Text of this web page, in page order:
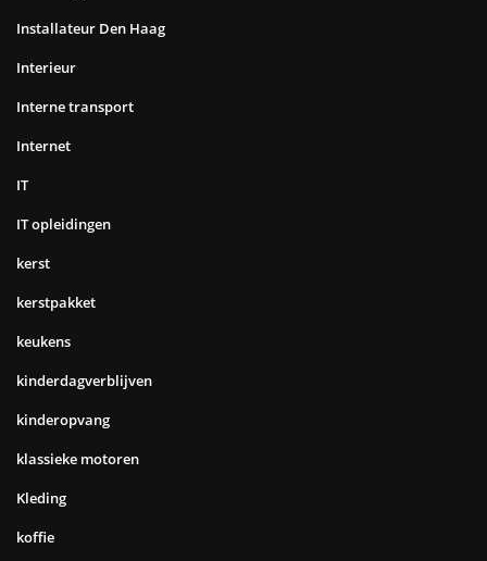
Installateur Den Haag
Interieur
Interne transport
Internet
IT
IT opleidingen
kerst
kerstpakket
keukens
kinderdagverblijven
kinderopvang
klassieke motoren
Kleding
koffie